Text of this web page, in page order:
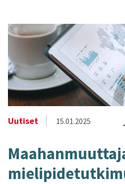
Uutiset 15.01.2025